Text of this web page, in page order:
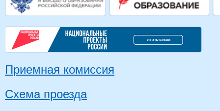
Приемная комиссия
Схема проезда